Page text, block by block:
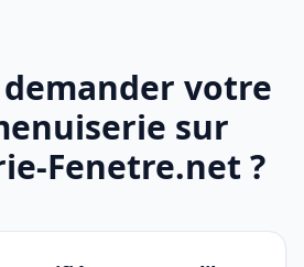
votre
sur
Fenetre.net ?